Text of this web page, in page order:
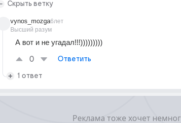
Скрыть ветку
vynos_mozga
Высший разум
6лет
А вот и не угадал!!!)))))))))
0 Ответить
1 ответ